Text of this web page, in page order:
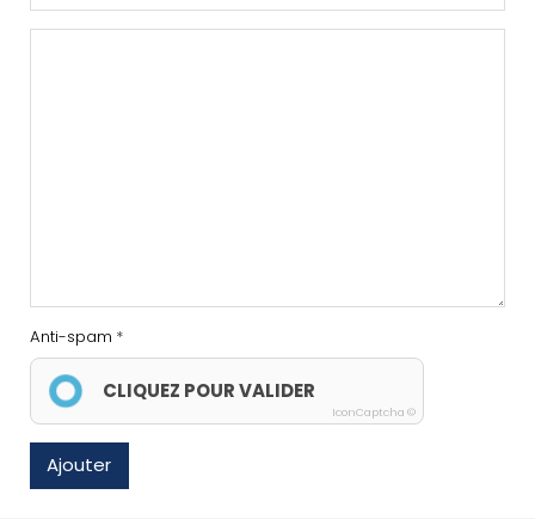
Anti-spam
CLIQUEZ POUR VALIDER
IconCaptcha ©
Ajouter